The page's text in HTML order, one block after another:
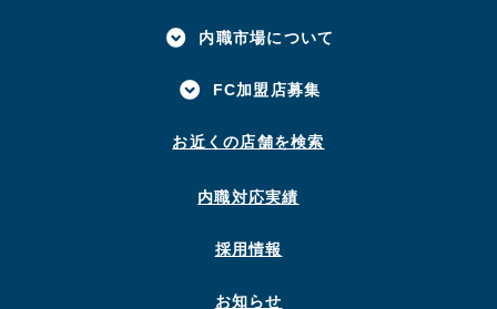
内職市場について
FC加盟店募集
お近くの店舗を検索
内職対応実績
採用情報
お知らせ